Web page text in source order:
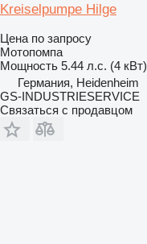
Kreiselpumpe Hilge
Цена по запросу
Мотопомпа
Мощность 5.44 л.с. (4 кВт)
Германия, Heidenheim
GS-INDUSTRIESERVICE
Связаться с продавцом